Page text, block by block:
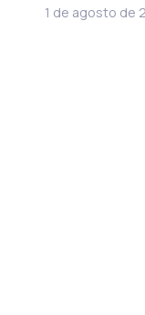
1 de agosto de